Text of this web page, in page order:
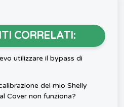
CORRELATI:
utilizzare il bypass di
del mio Shelly
Cover non funziona?